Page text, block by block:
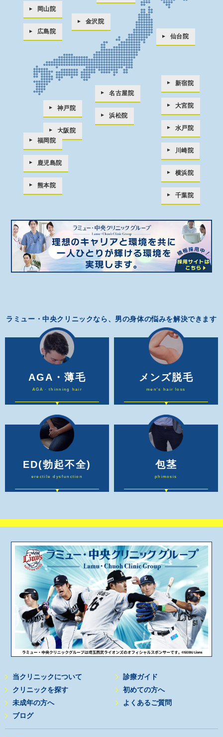
新宿院
大宮院
水戸院
川崎院
横浜院
千葉院
仙台院
名古屋院
浜松院
金沢院
神戸院
大阪院
岡山院
広島院
福岡院
鹿児島院
熊本院
ラミュー・中央クリニックなら、男の身体の悩みを解決できます
AGA・薄毛
AGA · thinning hair
メンズ脱毛
men's hair loss
ED(勃起不全)
erectile dysfunction
包茎
phimosis
当クリニックについて
診療ガイド
クリニックを探す
初めての方へ
未成年の方へ
よくあるご質問
ブログ